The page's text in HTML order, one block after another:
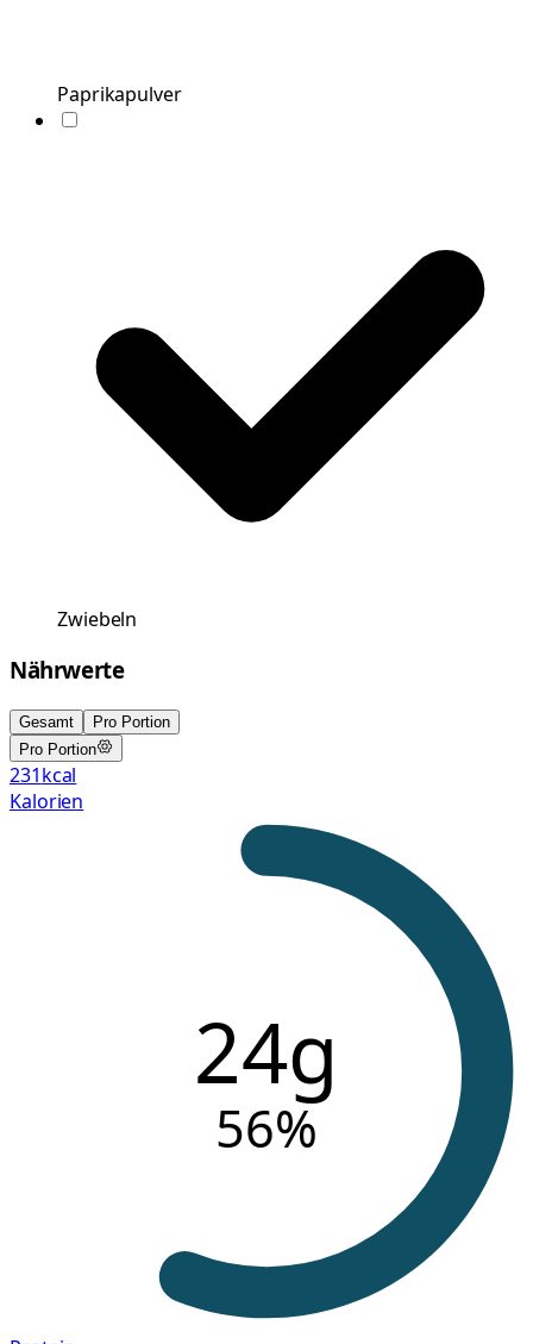
Paprikapulver
Zwiebeln
Nährwerte
Gesamt
Pro Portion
Pro Portion
231kcal
Kalorien
24g
56%